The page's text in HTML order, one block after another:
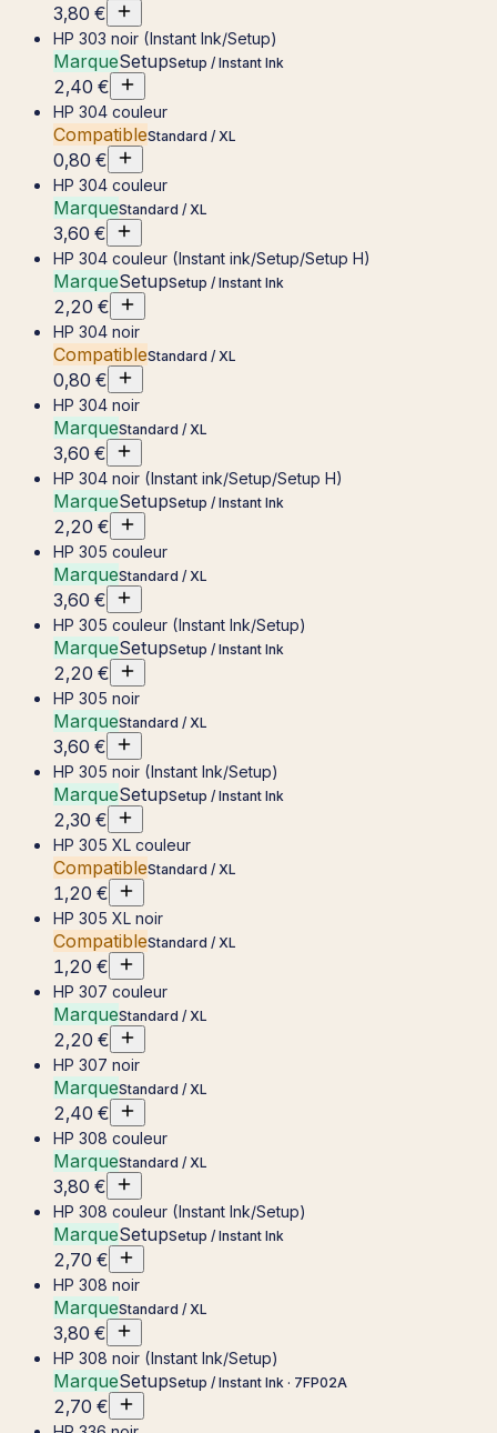
3,80 €
HP 303 noir (Instant Ink/Setup)
MarqueSetupSetup / Instant Ink
2,40 €
HP 304 couleur
CompatibleStandard / XL
0,80 €
HP 304 couleur
MarqueStandard / XL
3,60 €
HP 304 couleur (Instant ink/Setup/Setup H)
MarqueSetupSetup / Instant Ink
2,20 €
HP 304 noir
CompatibleStandard / XL
0,80 €
HP 304 noir
MarqueStandard / XL
3,60 €
HP 304 noir (Instant ink/Setup/Setup H)
MarqueSetupSetup / Instant Ink
2,20 €
HP 305 couleur
MarqueStandard / XL
3,60 €
HP 305 couleur (Instant Ink/Setup)
MarqueSetupSetup / Instant Ink
2,20 €
HP 305 noir
MarqueStandard / XL
3,60 €
HP 305 noir (Instant Ink/Setup)
MarqueSetupSetup / Instant Ink
2,30 €
HP 305 XL couleur
CompatibleStandard / XL
1,20 €
HP 305 XL noir
CompatibleStandard / XL
1,20 €
HP 307 couleur
MarqueStandard / XL
2,20 €
HP 307 noir
MarqueStandard / XL
2,40 €
HP 308 couleur
MarqueStandard / XL
3,80 €
HP 308 couleur (Instant Ink/Setup)
MarqueSetupSetup / Instant Ink
2,70 €
HP 308 noir
MarqueStandard / XL
3,80 €
HP 308 noir (Instant Ink/Setup)
MarqueSetupSetup / Instant Ink · 7FP02A
2,70 €